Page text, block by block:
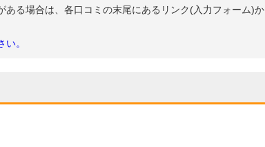
る場合は、各口コミの末尾にあるリンク(入力フォーム)か
。